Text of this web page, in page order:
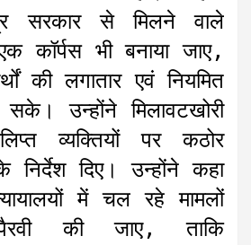
सरकार से मिलने वाले
कॉर्पस भी बनाया जाए,
की लगातार एवं नियमित
उन्होंने मिलावटखोरी
व्यक्तियों पर कठोर
निर्देश दिए। उन्होंने कहा
में चल रहे मामलों
की जाए, ताकि